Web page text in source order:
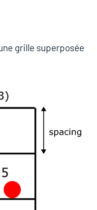
grille superposée